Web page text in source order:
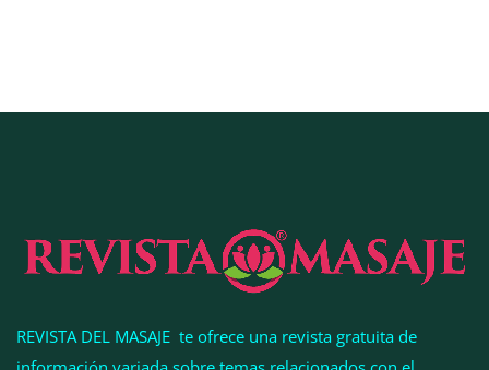
REVISTA DEL MASAJE te ofrece una revista gratuita de